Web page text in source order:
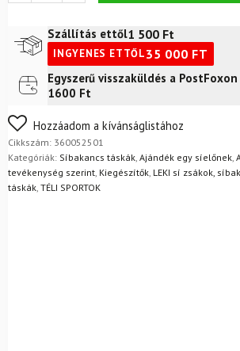
WCR
Fekete
mennyiség
Szállítás ettől1 500 Ft
INGYENES ETTŐL35 000 FT
Futár a címre2 400
FoxPost
Egyszerű visszaküldés a
1600 Ft
Nem biztos a választásában? Semmi gond
egyszerűen visszaküldheti 14 napon belül,
Mik a visszaküldés feltételei?
Hozzáadom a kívánságlistához
Cikkszám: 360052501
Kategóriák: Síbakancs táskák Ajándék egy síelőnek
tevékenység szerint Kiegészítők LEKI sí zsákok,
táskák TÉLI SPORTOK